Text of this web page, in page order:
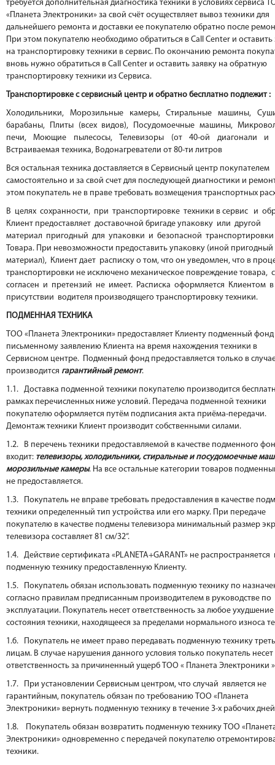
требуется дополнительная диагностика техники в условиях сервиса
«Планета Электроники» за свой счёт осуществляет вывоз техники для
дальнейшего ремонта и доставки ее покупателю обратно после
При этом покупателю необходимо обратиться в Call Center и оставить
на транспортировку техники в сервис. По окончанию ремонта
вновь нужно обратиться в Call Center и оставить заявку на обратную
транспортировку техники из Сервиса.
Транспортировке с сервисный центр и обратно бесплатно подлежит :
Холодильники, Морозильные камеры, Стиральные машины,
барабаны, Плиты (всех видов), Посудомоечные машины,
печи, Моющие пылесосы, Телевизоры (от 40-ой диагонали и
Встраиваемая техника, Водонагреватели от 80-ти литров
Вся остальная техника доставляется в Сервисный центр покупателем
самостоятельно и за свой счет для последующей диагностики и
этом покупатель не в праве требовать возмещения транспортных
В целях сохранности, при транспортировке техники в сервис и
Клиент предоставляет доставочной бригаде упаковку или другой
материал пригодный для упаковки и безопасной транспортировки
Товара. При невозможности предоставить упаковку (иной пригодный
материал), Клиент дает расписку о том, что он уведомлен, что в
транспортировки не исключено механическое повреждение товара,
согласен и претензий не имеет. Расписка оформляется Клиентом в
присутствии водителя производящего транспортировку техники.
ПОДМЕННАЯ ТЕХНИКА
ТОО «Планета Электроники» предоставляет Клиенту подменный
письменному заявлению Клиента на время нахождения техники в
Сервисном центре. Подменный фонд предоставляется только в
производится гарантийный ремонт.
1.1. Доставка подменной техники покупателю производится
рамках перечисленных ниже условий. Передача подменной техники
покупателю оформляется путём подписания акта приёма-передачи.
Демонтаж техники Клиент производит собственными силами.
1.2. В перечень техники предоставляемой в качестве подменного
входит: телевизоры, холодильники, стиральные и посудомоечные
морозильные камеры. На все остальные категории товаров
не предоставляется.
1.3. Покупатель не вправе требовать предоставления в качестве
техники определенный тип устройства или его марку. При передаче
покупателю в качестве подмены телевизора минимальный размер
телевизора составляет 81 см/32“.
1.4. Действие сертификата «PLANETA+GARANT» не распространяется
подменную технику предоставленную Клиенту.
1.5. Покупатель обязан использовать подменную технику по
согласно правилам предписанным производителем в руководстве по
эксплуатации. Покупатель несет ответственность за любое ухудшение
состояния техники, находящееся за пределами нормального износа
1.6. Покупатель не имеет право передавать подменную технику
лицам. В случае нарушения данного условия только покупатель несет
ответственность за причиненный ущерб ТОО « Планета Электроники
1.7. При установлении Сервисным центром, что случай является не
гарантийным, покупатель обязан по требованию ТОО «Планета
Электроники» вернуть подменную технику в течение 3-х рабочих
1.8. Покупатель обязан возвратить подменную технику ТОО
Электроники» одновременно с передачей покупателю
техники.